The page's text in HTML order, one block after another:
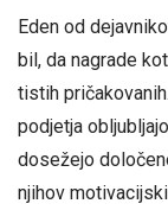
Eden od
bil, da nagrade
tistih
podjetja
dosežejo
njihov